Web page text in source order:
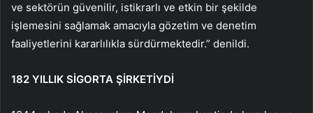
ve sektörün güvenilir, istikrarlı ve etkin bir şekilde
işlemesini sağlamak amacıyla gözetim ve denetim
faaliyetlerini kararlılıkla sürdürmektedir.” denildi.
182 YILLIK SİGORTA ŞİRKETİYDİ